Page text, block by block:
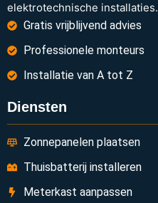
elektrotechnische installaties.
Gratis vrijblijvend advies
Professionele monteurs
Installatie van A tot Z
Diensten
Zonnepanelen plaatsen
Thuisbatterij installeren
Meterkast aanpassen